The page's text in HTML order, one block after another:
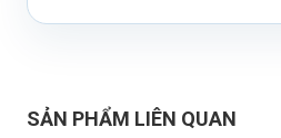
SẢN PHẨM LIÊN QUAN